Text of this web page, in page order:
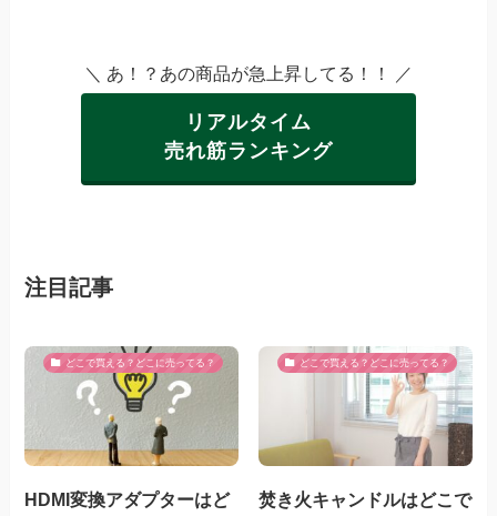
＼ あ！？あの商品が急上昇してる！！ ／
リアルタイム
売れ筋ランキング
注目記事
どこで買える？どこに売ってる？
HDMI変換アダプターはど
どこで買える？どこに売ってる？
焚き火キャンドルはどこで